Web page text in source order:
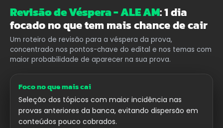
Revisão de Véspera - ALE AM: 1 dia
focado no que tem mais chance de cair
Um roteiro de revisão para a véspera da prova,
concentrado nos pontos-chave do edital e nos temas com
maior probabilidade de aparecer na sua prova.
Foco no que mais cai
Seleção dos tópicos com maior incidência nas
provas anteriores da banca, evitando dispersão em
conteúdos pouco cobrados.